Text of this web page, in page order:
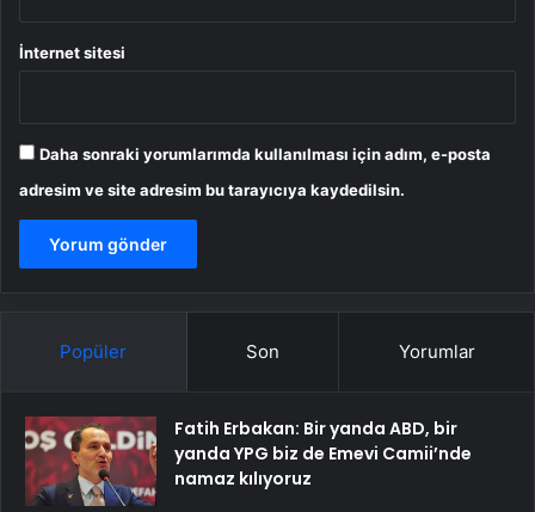
İnternet sitesi
Daha sonraki yorumlarımda kullanılması için adım, e-posta
adresim ve site adresim bu tarayıcıya kaydedilsin.
Popüler Son Yorumlar
Fatih Erbakan: Bir yanda ABD, bir
yanda YPG biz de Emevi Camii’nde
namaz kılıyoruz